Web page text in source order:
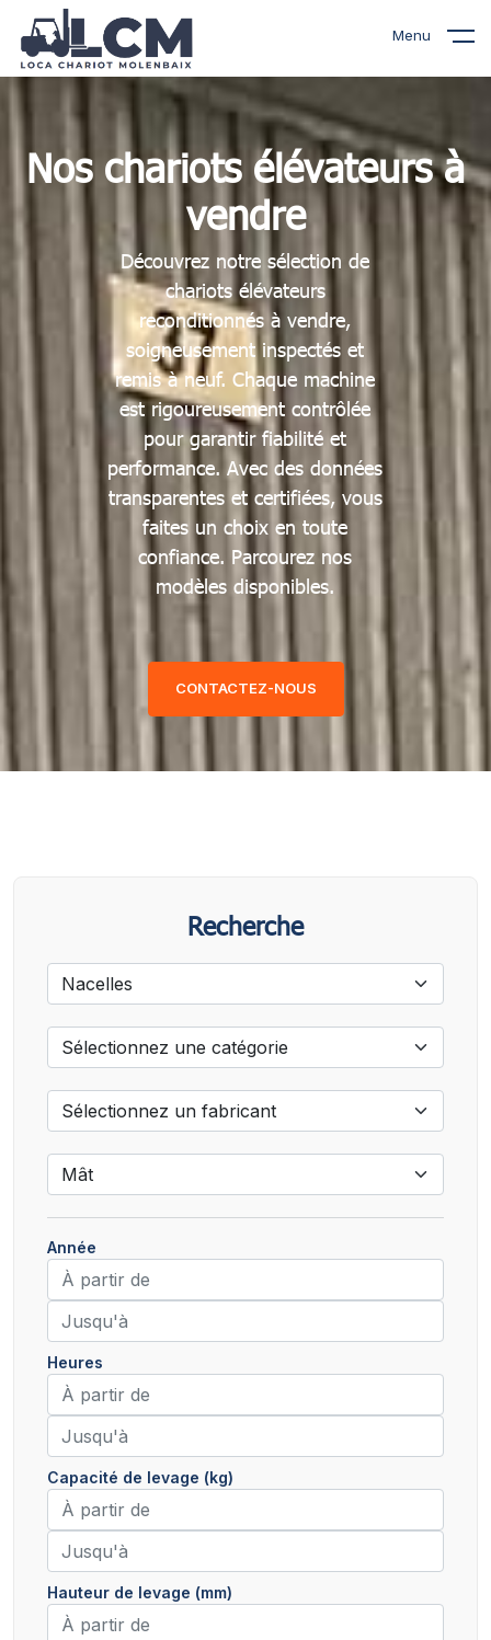
Menu
Nos chariots élévateurs à
vendre
Découvrez notre sélection de
chariots élévateurs
reconditionnés à vendre,
soigneusement inspectés et
remis à neuf. Chaque machine
est rigoureusement contrôlée
pour garantir fiabilité et
performance. Avec des données
transparentes et certifiées, vous
faites un choix en toute
confiance. Parcourez nos
modèles disponibles.
CONTACTEZ-NOUS
Recherche
Année
Heures
Capacité de levage (kg)
Hauteur de levage (mm)